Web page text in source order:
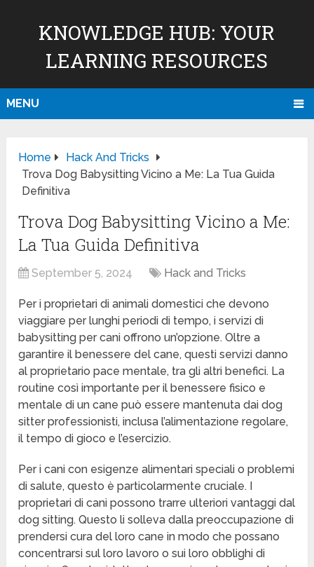
KNOWLEDGE HUB: YOUR
LEARNING RESOURCES
MENU
Home
Hack And Tricks
Trova Dog Babysitting Vicino a Me: La Tua Guida
Definitiva
Trova Dog Babysitting Vicino a Me:
La Tua Guida Definitiva
September 5, 2024 Hack and Tricks
Per i proprietari di animali domestici che devono
viaggiare per lunghi periodi di tempo, i servizi di
babysitting per cani offrono un’opzione. Oltre a
garantire il benessere del cane, questi servizi danno
al proprietario pace mentale, tra gli altri benefici. La
routine così importante per il benessere fisico e
mentale di un cane può essere mantenuta dai dog
sitter professionisti, inclusa l’alimentazione regolare,
il tempo di gioco e l’esercizio.
Per i cani con esigenze alimentari speciali o problemi
di salute, questo è particolarmente cruciale. I
proprietari di cani possono trarre ulteriori vantaggi dal
dog sitting. Questo li solleva dalla preoccupazione di
prendersi cura del loro cane in modo che possano
concentrarsi sul loro lavoro o sui loro obblighi di